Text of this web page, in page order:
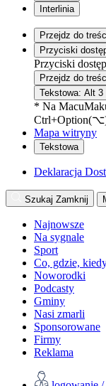
Interlinia
Przejdz do
Przyciski
Przyciski
Przejdz do
Tekstowa: Alt 3
* Na Macu
Mapa witryny
Tekstowa
Deklaracja
Szukaj Zamknij
Najnowsze
Na sygnale
Sport
Co, gdzie,
Noworodki
Podcasty
Gminy
Nasi zmarli
Sponsorowane
Firmy
Reklama